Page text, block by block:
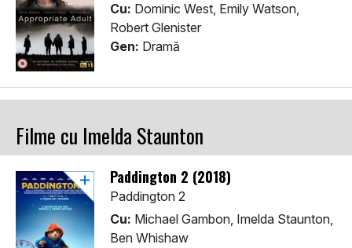
Cu: Dominic West, Emily Watson,
Robert Glenister
Gen: Dramă
Filme cu Imelda Staunton
Paddington 2 (2018)
Paddington 2
Cu: Michael Gambon, Imelda Staunton,
Ben Whishaw